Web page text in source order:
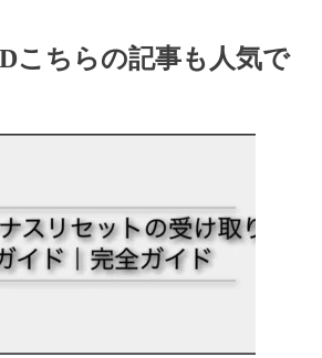
こちらの記事も人気で